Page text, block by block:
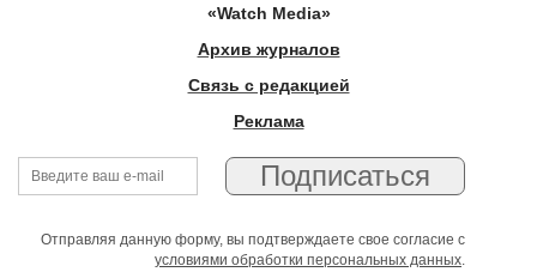
«Watch Media»
Архив журналов
Связь с редакцией
Реклама
Отправляя данную форму, вы подтверждаете свое согласие с
условиями обработки персональных данных.